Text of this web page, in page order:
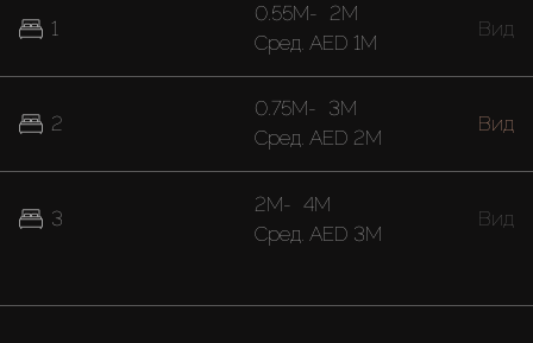
1
2
3
0.55M- 2M
Cред. AED 1M
Вид
0.75M- 3M
Cред. AED 2M
Вид
2M- 4M
Cред. AED 3M
Вид